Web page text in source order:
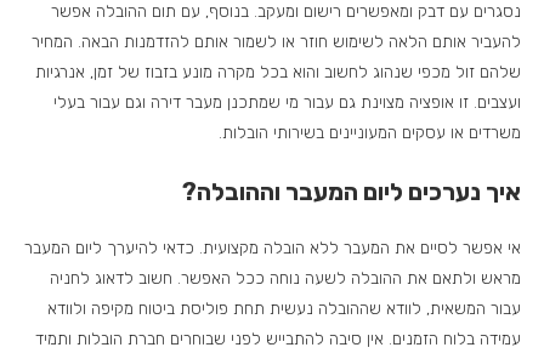
נסגרים עם דבק ומאפשרים רישום ומעקב. בנוסף, עם תום ההובלה אפשר
להעביר אותם הלאה לשימוש חוזר או לשמור אותם להזדמנות הבאה. המחיר
שלהם זול מכפי שנהוג לחשוב והוא בכל מקרה מונע בזבוז של זמן, אנרגיות
ועצבים. זו אופציה מצוינת גם עבור מי שמתכנן מעבר דירה וגם עבור בעלי
משרדים או עסקים המעוניינים בשירותי הובלות.
איך נערכים ליום המעבר וההובלה?
אי אפשר לסיים את המעבר ללא הובלה מקצועית. כדאי להיערך ליום המעבר
מראש ולתאם את ההובלה לשעה נוחה ככל האפשר. חשוב לדאוג לחניה
עבור המשאית, לוודא שההובלה נעשית תחת פוליסת ביטוח מקיפה ולוודא
עמידה בלוח הזמנים. אין סיבה להתבייש לפני שבוחרים חברת הובלות ותמיד